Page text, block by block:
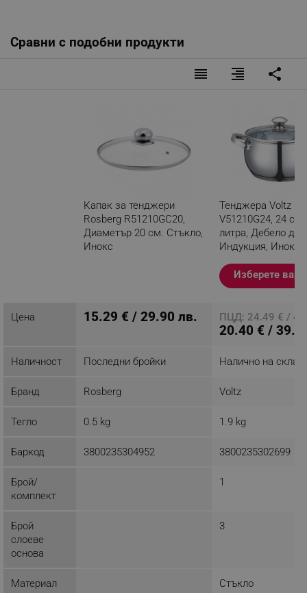
Сравни с подобни продукти
reorder format_align_right share
Капак за тенджери
Rosberg R51210GC20,
Диаметър 20 см. Стъкло,
Инокс
Тенджера Voltz
V51210G24, 24 см,
литра, Дебело
Индукция, Инокс
Изберете
Цена 15.29 € / 29.90 лв. ПЦД: 24.49 € /
20.40 € /
Наличност Последни бройки Налично на склад
Бранд Rosberg Voltz
Тегло 0.5 kg 1.9 kg
Баркод 3800235304952 3800235302699
Брой/
комплект
1
Брой
слоеве
основа
3
Материал
Стъкло